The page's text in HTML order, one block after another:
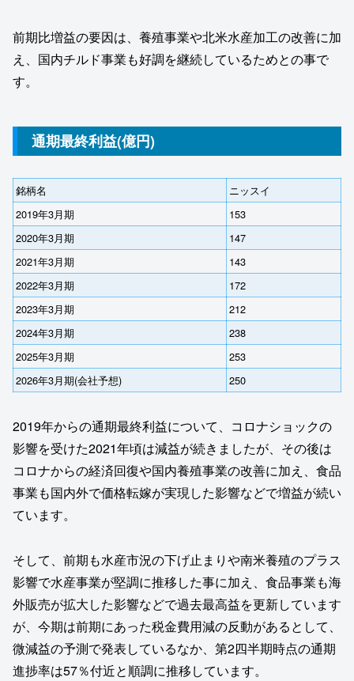
前期比増益の要因は、養殖事業や北米水産加工の改善に加
え、国内チルド事業も好調を継続しているためとの事で
す。
通期最終利益(億円)
銘柄名
ニッスイ
2019年3月期
153
2020年3月期
147
2021年3月期
143
2022年3月期
172
2023年3月期
212
2024年3月期
238
2025年3月期
253
2026年3月期(会社予想)
250
2019年からの通期最終利益について、コロナショックの
影響を受けた2021年頃は減益が続きましたが、その後は
コロナからの経済回復や国内養殖事業の改善に加え、食品
事業も国内外で価格転嫁が実現した影響などで増益が続い
ています。
そして、前期も水産市況の下げ止まりや南米養殖のプラス
影響で水産事業が堅調に推移した事に加え、食品事業も海
外販売が拡大した影響などで過去最高益を更新しています
が、今期は前期にあった税金費用減の反動があるとして、
微減益の予測で発表しているなか、第2四半期時点の通期
進捗率は57％付近と順調に推移しています。